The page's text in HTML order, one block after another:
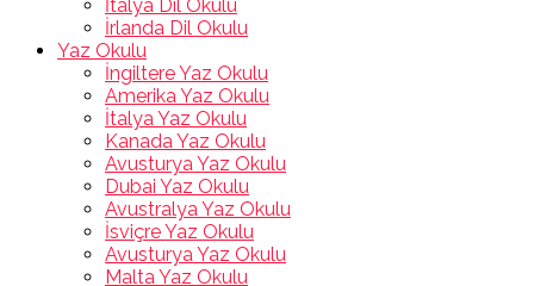
İtalya Dil Okulu
İrlanda Dil Okulu
Yaz Okulu
İngiltere Yaz Okulu
Amerika Yaz Okulu
İtalya Yaz Okulu
Kanada Yaz Okulu
Avusturya Yaz Okulu
Dubai Yaz Okulu
Avustralya Yaz Okulu
İsviçre Yaz Okulu
Avusturya Yaz Okulu
Malta Yaz Okulu